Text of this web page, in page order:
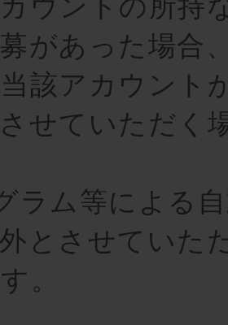
があった場合
該アカウント
せていただく
ラム等による
とさせていた
。